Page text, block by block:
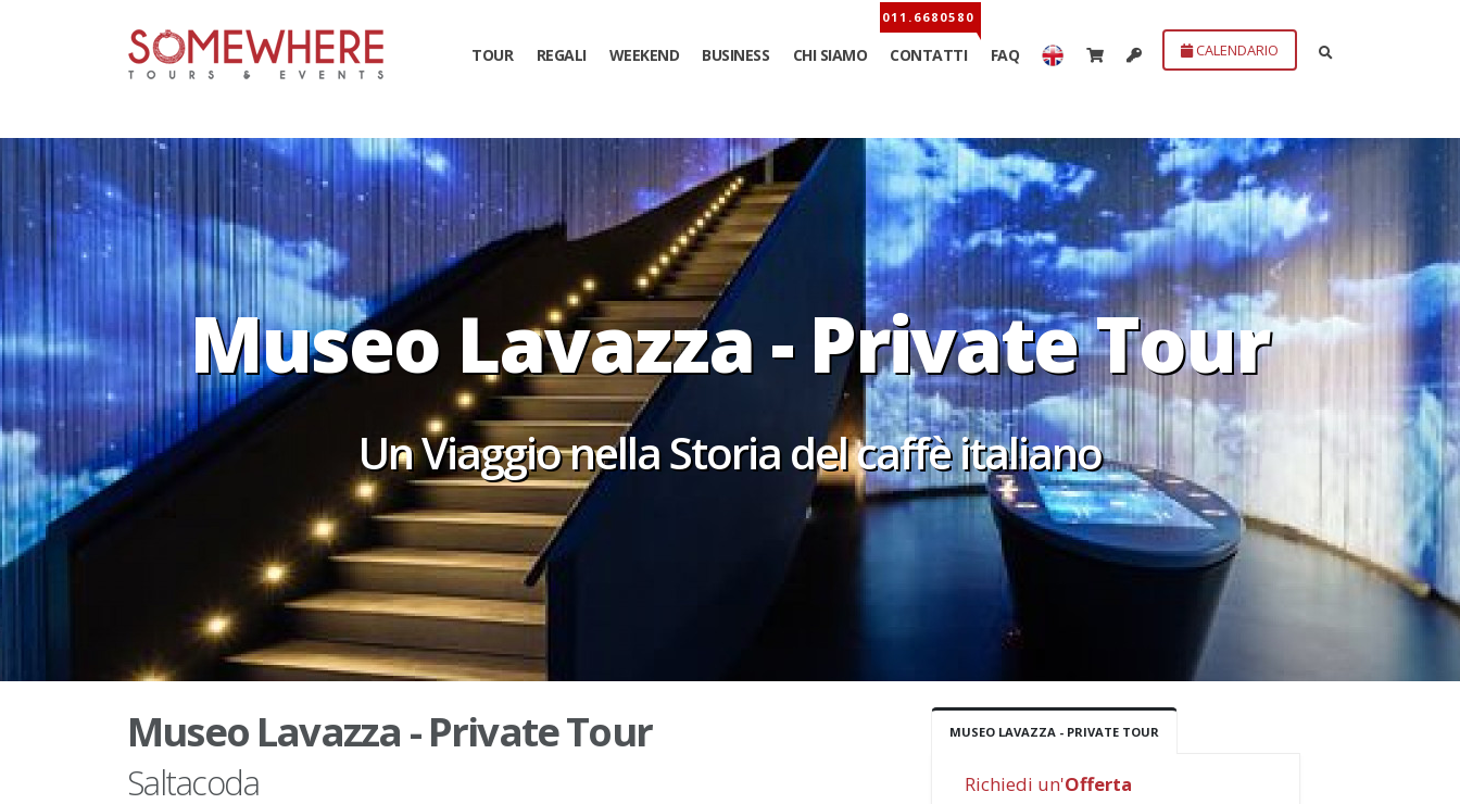
TOUR
REGALI WEEKEND BUSINESS CHI SIAMO CONTATTI FAQ CALENDARIO
Museo Lavazza - Private Tour
Saltacoda
MUSEO LAVAZZA - PRIVATE TOUR
Richiedi un'Offerta